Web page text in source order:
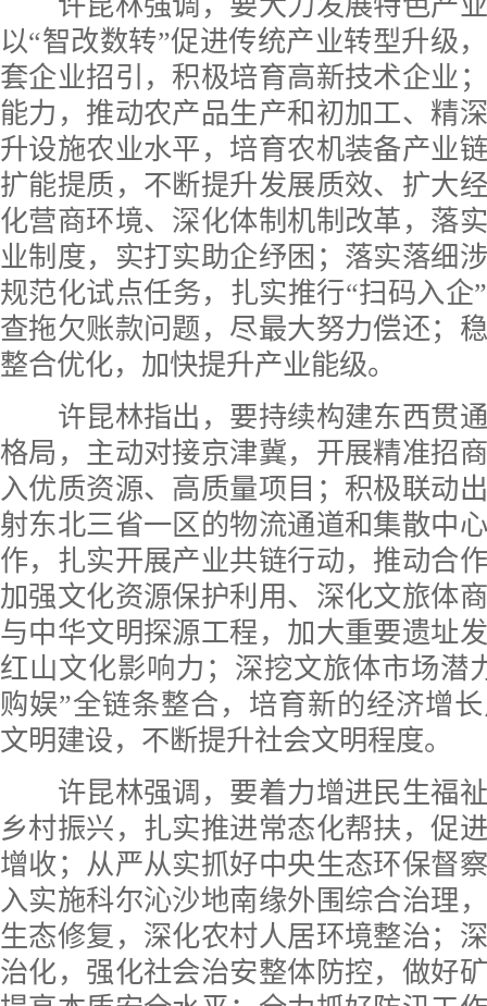
以“智改数转”促进传统产业转型升级
套企业招引，积极培育高新技术企业
能力，推动农产品生产和初加工、精
升设施农业水平，培育农机装备产业
扩能提质，不断提升发展质效、扩大
化营商环境、深化体制机制改革，落
业制度，实打实助企纾困；落实落细
规范化试点任务，扎实推行“扫码入企
查拖欠账款问题，尽最大努力偿还；
整合优化，加快提升产业能级。
许昆林指出，要持续构建东西贯通
格局，主动对接京津冀，开展精准招
入优质资源、高质量项目；积极联动
射东北三省一区的物流通道和集散中
作，扎实开展产业共链行动，推动合
加强文化资源保护利用、深化文旅体
与中华文明探源工程，加大重要遗址
红山文化影响力；深挖文旅体市场潜
购娱”全链条整合，培育新的经济增
文明建设，不断提升社会文明程度。
许昆林强调，要着力增进民生福祉
乡村振兴，扎实推进常态化帮扶，促
增收；从严从实抓好中央生态环保督
入实施科尔沁沙地南缘外围综合治理
生态修复，深化农村人居环境整治；
治化，强化社会治安整体防控，做好